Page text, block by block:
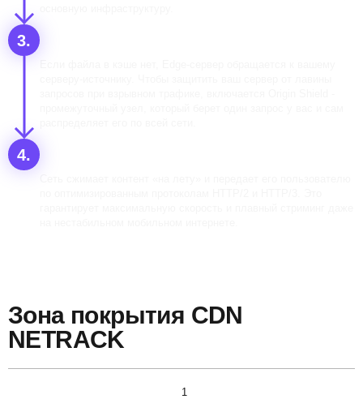
Зона покрытия CDN
NETRACK
1